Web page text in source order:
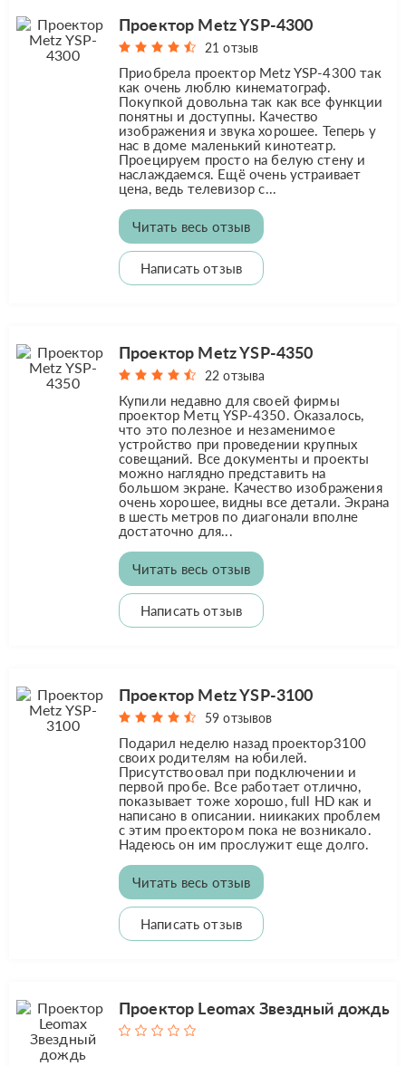
Проектор Metz YSP-4300
21 отзыв
Приобрела проектор Metz YSP-4300 так
как очень люблю кинематограф.
Покупкой довольна так как все функции
понятны и доступны. Качество
изображения и звука хорошее. Теперь у
нас в доме маленький кинотеатр.
Проецируем просто на белую стену и
наслаждаемся. Ещё очень устраивает
цена, ведь телевизор с...
Читать весь отзыв
Написать отзыв
Проектор Metz YSP-4350
22 отзыва
Купили недавно для своей фирмы
проектор Метц YSP-4350. Оказалось,
что это полезное и незаменимое
устройство при проведении крупных
совещаний. Все документы и проекты
можно наглядно представить на
большом экране. Качество изображения
очень хорошее, видны все детали. Экрана
в шесть метров по диагонали вполне
достаточно для...
Читать весь отзыв
Написать отзыв
Проектор Metz YSP-3100
59 отзывов
Подарил неделю назад проектор3100
своих родителям на юбилей.
Присутствоовал при подключении и
первой пробе. Все работает отлично,
показывает тоже хорошо, full HD как и
написано в описании. ниикаких проблем
с этим проектором пока не возникало.
Надеюсь он им прослужит еще долго.
Читать весь отзыв
Написать отзыв
Проектор Leomax Звездный дождь